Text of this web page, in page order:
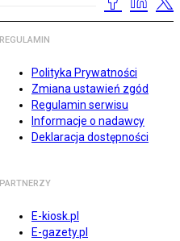
REGULAMIN
Polityka Prywatności
Zmiana ustawień zgód
Regulamin serwisu
Informacje o nadawcy
Deklaracja dostępności
PARTNERZY
E-kiosk.pl
E-gazety.pl